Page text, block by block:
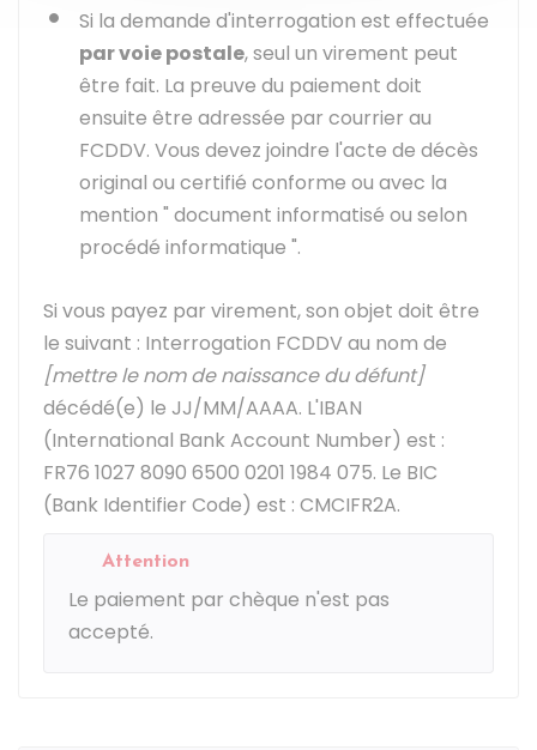
Si la demande d'interrogation est effectuée
par voie postale, seul un virement peut
être fait. La preuve du paiement doit
ensuite être adressée par courrier au
FCDDV. Vous devez joindre l'acte de décès
original ou certifié conforme ou avec la
mention " document informatisé ou selon
procédé informatique ".
Si vous payez par virement, son objet doit être
le suivant : Interrogation FCDDV au nom de
[mettre le nom de naissance du défunt]
décédé(e) le JJ/MM/AAAA. L'IBAN
(International Bank Account Number) est :
FR76 1027 8090 6500 0201 1984 075. Le BIC
(Bank Identifier Code) est : CMCIFR2A.
Attention
Le paiement par chèque n'est pas
accepté.